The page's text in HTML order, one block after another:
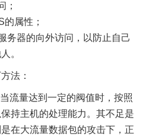
属性；
器的向外访问，以防止自己
。
法：
量达到一定的阀值时，按照
持主机的处理能力。其不足是
在大流量数据包的攻击下，正